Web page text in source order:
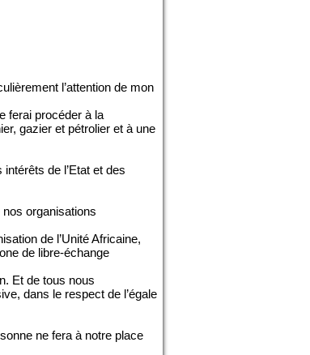
l’attention de mon
ferai procéder à la
gazier et pétrolier et à une
de l’Etat et des
organisations
de l’Unité Africaine,
de libre-échange
Et de tous nous
dans le respect de l’égale
ne fera à notre place